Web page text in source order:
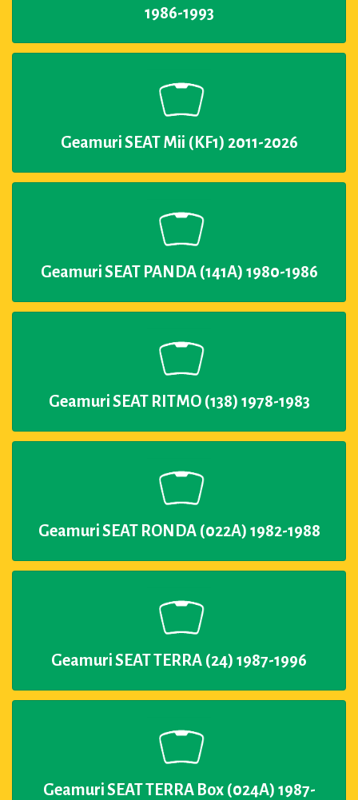
1986-1993
Geamuri SEAT Mii (KF1) 2011-2026
Geamuri SEAT PANDA (141A) 1980-1986
Geamuri SEAT RITMO (138) 1978-1983
Geamuri SEAT RONDA (022A) 1982-1988
Geamuri SEAT TERRA (24) 1987-1996
Geamuri SEAT TERRA Box (024A) 1987-